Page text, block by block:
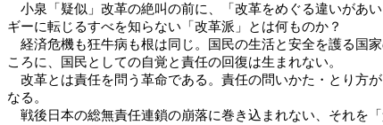
小泉「疑似」改革の絶叫の前に、「改革をめぐる違いがあ
ギーに転じるすべを知らない「改革派」とは何ものか？
経済危機も狂牛病も根は同じ。国民の生活と安全を護る国
ころに、国民としての自覚と責任の回復は生まれない。
改革とは責任を問う革命である。責任の問いかた・とり方
なる。
戦後日本の総無責任連鎖の崩落に巻き込まれない、それを